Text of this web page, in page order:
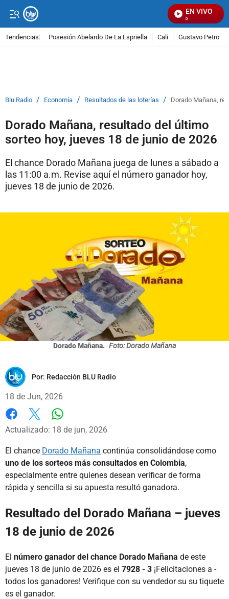
EN VIVO
Tendencias: Posesión Abelardo De La Espriella Cali Gustavo Petro
Blu Radio / Economía / Resultados de las loterías / Dorado Mañana,
Dorado Mañana, resultado del último
sorteo hoy, jueves 18 de junio de 2026
El chance Dorado Mañana juega de lunes a sábado a
las 11:00 a.m. Revise aquí el número ganador hoy,
jueves 18 de junio de 2026.
Dorado Mañana. Foto: Dorado Mañana
Por: Redacción BLU Radio
18 de Jun, 2026
Facebook
X
Actualizado: 18 de jun, 2026
El chance Dorado Mañana continúa consolidándose como
uno de los sorteos más consultados en Colombia,
especialmente entre quienes desean verificar de forma
rápida y sencilla si su apuesta resultó ganadora.
Resultado del Dorado Mañana – jueves
18 de junio de 2026
El número ganador del chance Dorado Mañana de este
jueves 18 de junio de 2026 es el 7928 - 3 ¡Felicitaciones a -
todos los ganadores! Verifique con su vendedor su su tiquete
es el ganador.